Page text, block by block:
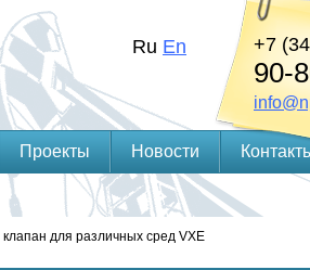
Проекты Новости
Ru En +7
90-
для различных сред VXE